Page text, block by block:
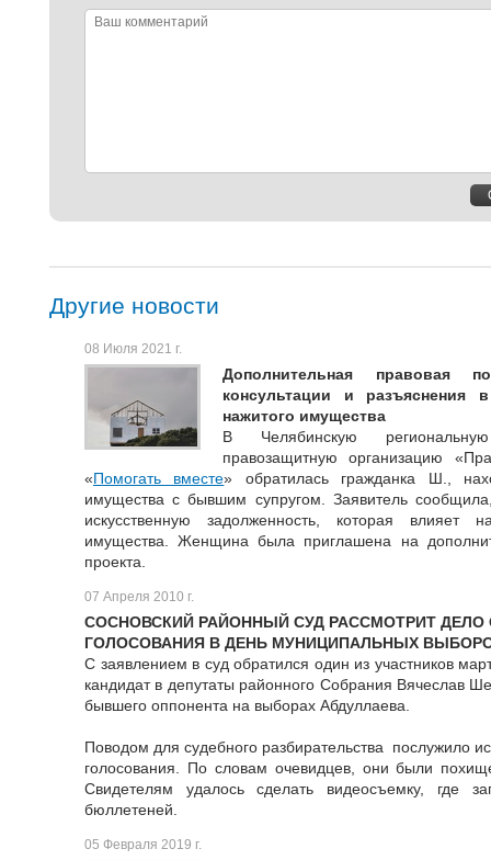
Ваш
Другие новости
08 Июля 2021 г.
Дополнительная правовая
консультации и разъяснения
нажитого имущества
В Челябинскую
правозащитную организацию
«Помогать вместе» обратилась гражданка Ш.,
имущества с бывшим супругом. Заявитель
искусственную задолженность, которая влияет
имущества. Женщина была приглашена на
проекта.
07 Апреля 2010 г.
СОСНОВСКИЙ РАЙОННЫЙ СУД РАССМОТРИТ
ГОЛОСОВАНИЯ В ДЕНЬ МУНИЦИПАЛЬНЫХ
С заявлением в суд обратился один из участников
кандидат в депутаты районного Собрания Вячеслав
бывшего оппонента на выборах Абдуллаева.
Поводом для судебного разбирательства послужило
голосования. По словам очевидцев, они были
Свидетелям удалось сделать видеосъемку, где
бюллетеней.
05 Февраля 2019 г.